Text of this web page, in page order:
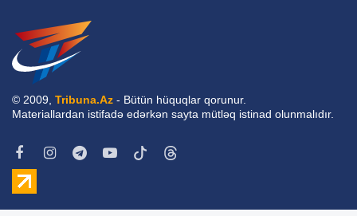
© 2009, Tribuna.Az - Bütün hüquqlar qorunur.
Materiallardan istifadə edərkən sayta mütləq istinad olunmalıdır.